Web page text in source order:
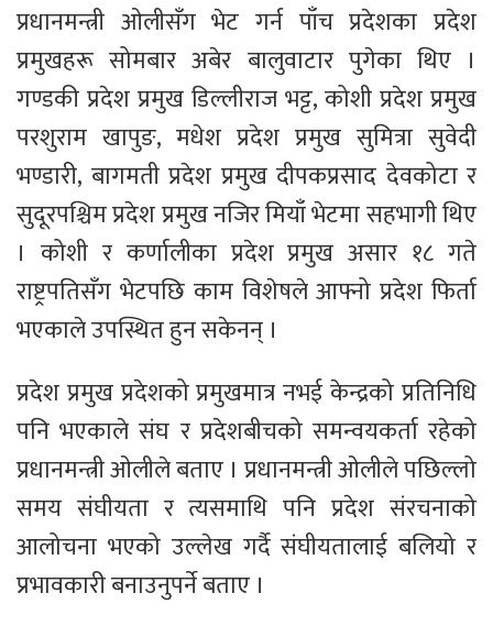
प्रधानमन्त्री ओलीसँग भेट गर्न पाँच प्रदेशका प्रदेश
प्रमुखहरू सोमबार अबेर बालुवाटार पुगेका थिए ।
गण्डकी प्रदेश प्रमुख डिल्लीराज भट्ट, कोशी प्रदेश प्रमुख
परशुराम खापुङ, मधेश प्रदेश प्रमुख सुमित्रा सुवेदी
भण्डारी, बागमती प्रदेश प्रमुख दीपकप्रसाद देवकोटा र
सुदूरपश्चिम प्रदेश प्रमुख नजिर मियाँ भेटमा सहभागी थिए
। कोशी र कर्णालीका प्रदेश प्रमुख असार १८ गते
राष्ट्रपतिसँग भेटपछि काम विशेषले आफ्नो प्रदेश फिर्ता
भएकाले उपस्थित हुन सकेनन् ।
प्रदेश प्रमुख प्रदेशको प्रमुखमात्र नभई केन्द्रको प्रतिनिधि
पनि भएकाले संघ र प्रदेशबीचको समन्वयकर्ता रहेको
प्रधानमन्त्री ओलीले बताए । प्रधानमन्त्री ओलीले पछिल्लो
समय संघीयता र त्यसमाथि पनि प्रदेश संरचनाको
आलोचना भएको उल्लेख गर्दै संघीयतालाई बलियो र
प्रभावकारी बनाउनुपर्ने बताए ।